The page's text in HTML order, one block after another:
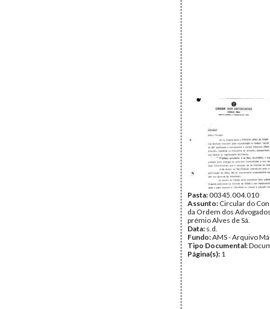
Pasta:00345.004.010
Assunto: Circular do
da Ordem dos
prémio Alves de Sá.
Data: s.d.
Fundo:AMS - Arquivo
Tipo Documental:
Página(s): 1